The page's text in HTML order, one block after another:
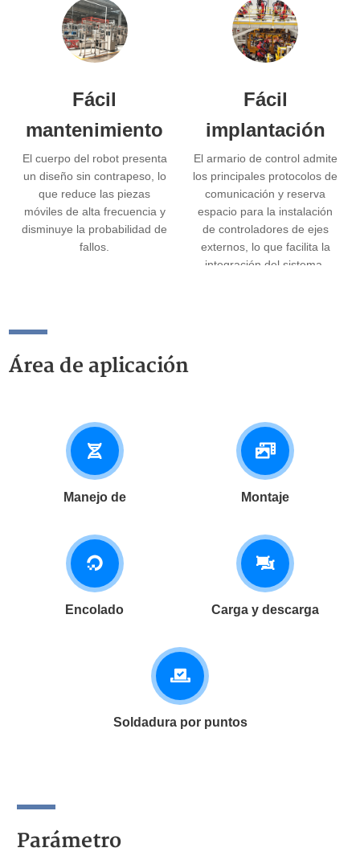
Fácil
mantenimiento
El cuerpo del robot presenta
un diseño sin contrapeso, lo
que reduce las piezas
móviles de alta frecuencia y
disminuye la probabilidad de
fallos.
Fácil
implantación
El armario de control admite
los principales protocolos de
comunicación y reserva
espacio para la instalación
de controladores de ejes
externos, lo que facilita la
integración del sistema.
Área de aplicación
Manejo de Montaje
Encolado Carga y descarga
Soldadura por puntos
Parámetro